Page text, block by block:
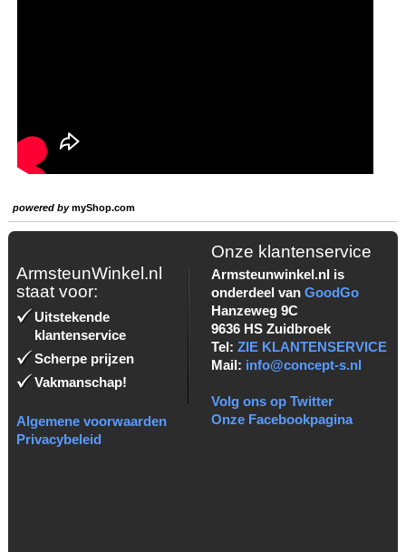
powered bymyShop.com
ArmsteunWinkel.nl
staat voor:
Uitstekende
klantenservice
Scherpe prijzen
Vakmanschap!
Algemene voorwaarden
Privacybeleid
Onze klantenservice
Armsteunwinkel.nl is
onderdeel van GoodGo
Hanzeweg 9C
9636 HS Zuidbroek
Tel: ZIE KLANTENSERVICE
Mail: info@concept-s.nl
Volg ons op Twitter
Onze Facebookpagina